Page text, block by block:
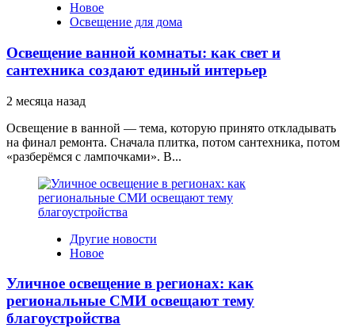
Новое
Освещение для дома
Освещение ванной комнаты: как свет и
сантехника создают единый интерьер
2 месяца назад
Освещение в ванной — тема, которую принято откладывать
на финал ремонта. Сначала плитка, потом сантехника, потом
«разберёмся с лампочками». В...
Другие новости
Новое
Уличное освещение в регионах: как
региональные СМИ освещают тему
благоустройства